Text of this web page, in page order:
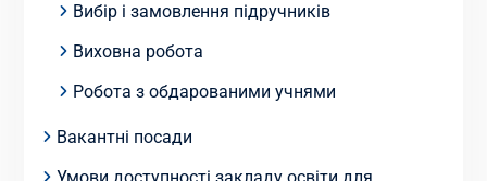
Вибір і замовлення підручників
Виховна робота
Робота з обдарованими учнями
Вакантні посади